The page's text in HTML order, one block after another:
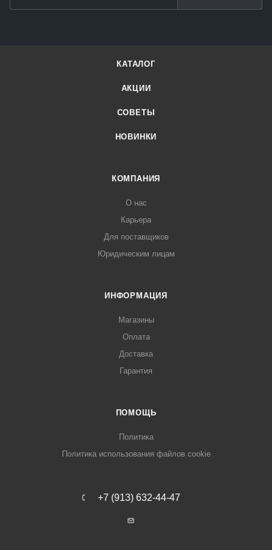
КАТАЛОГ
АКЦИИ
СОВЕТЫ
НОВИНКИ
КОМПАНИЯ
О нас
Карьера
Для поставщиков
Юридическим лицам
ИНФОРМАЦИЯ
Магазины
Оплата
Доставка
Гарантия
ПОМОЩЬ
Политика
Политика использования файлов cookie
+7 (913) 632-44-47